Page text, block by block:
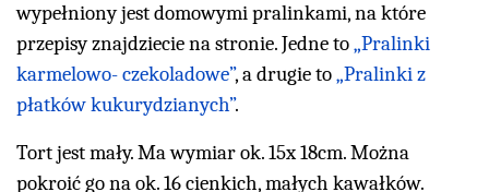
wypełniony jest domowymi pralinkami, na które
przepisy znajdziecie na stronie. Jedne to„Pralinki
karmelowo- czekoladowe”, a drugie to„Pralinki z
płatków kukurydzianych”.
Tort jest mały. Ma wymiar ok. 15x 18cm. Można
pokroić go na ok. 16 cienkich, małych kawałków.